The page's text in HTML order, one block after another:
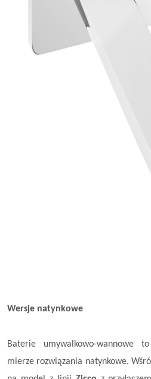
Wersje natynkowe
Baterie umywalkowo-wannowe
mierze rozwiązania natynkowe.